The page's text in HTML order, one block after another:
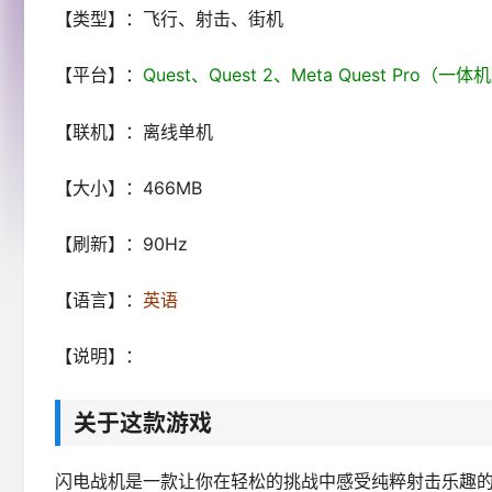
【类型】：飞行、射击、街机
【平台】： Quest、Quest 2、Meta Quest Pro（一体机
【联机】：离线单机
【大小】：466MB
【刷新】：90Hz
【语言】： 英语
【说明】：
关于这款游戏
闪电战机是一款让你在轻松的挑战中感受纯粹射击乐趣的